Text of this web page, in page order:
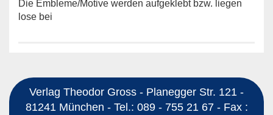
Die Embleme/Motive werden aufgeklebt bzw. liegen
lose bei
Verlag Theodor Gross - Planegger Str. 121 -
81241 München - Tel.: 089 - 755 21 67 - Fax :